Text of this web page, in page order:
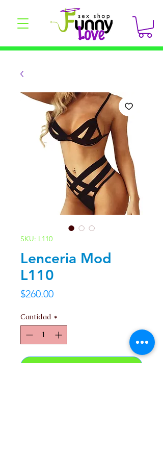
SKU: L110
Lenceria Mod
L110
$260.00Precio
Cantidad *
Agregar al carrito